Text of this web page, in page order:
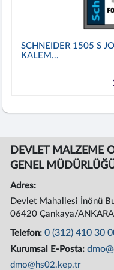
SCHNEIDER 1505 S
KALEM...
DEVLET MALZEME
GENEL
Adres:
Devlet Mahallesi İnönü
06420 Çankaya/ANKARA
Telefon:0 (312) 410 30
Kurumsal E-Posta:
dmo@hs02.kep.tr